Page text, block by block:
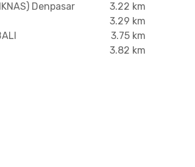
Denpasar
3.22 km
3.29 km
3.75 km
3.82 km